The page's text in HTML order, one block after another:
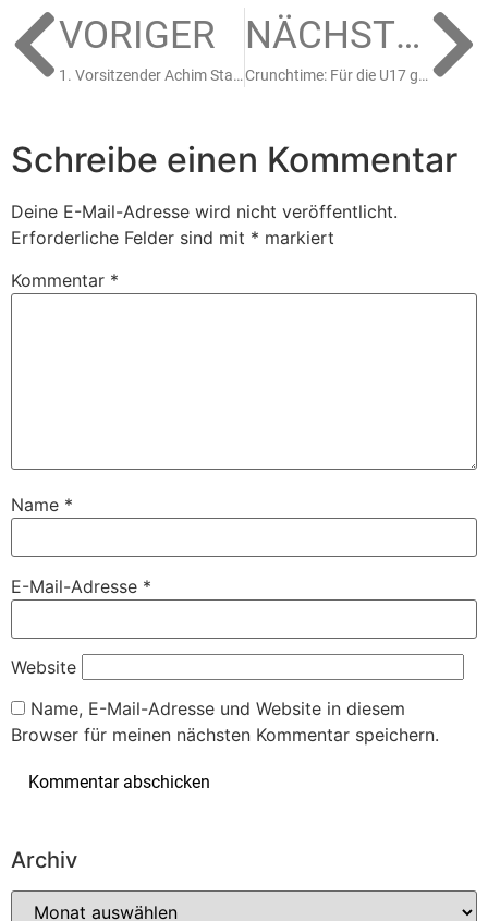
VORIGER
1. Vorsitzender Achim Staudt wird 60 Jahre jung
NÄCHSTER
Crunchtime: Für die U17 geht es gegen die Junghaie in die heiße Phase
Schreibe einen Kommentar
Deine E-Mail-Adresse wird nicht veröffentlicht.
Erforderliche Felder sind mit * markiert
Kommentar *
Name *
E-Mail-Adresse *
Website
Name, E-Mail-Adresse und Website in diesem
Browser für meinen nächsten Kommentar speichern.
Archiv